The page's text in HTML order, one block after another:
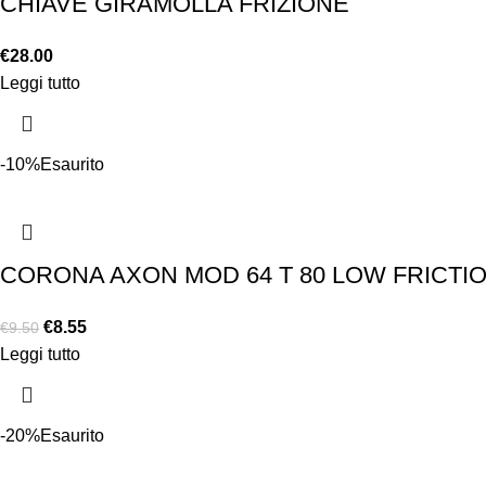
€28.00
Leggi tutto
-10%Esaurito
CORONA AXON MOD 64 T 80 LOW
€9.50 €8.55
Leggi tutto
-20%Esaurito